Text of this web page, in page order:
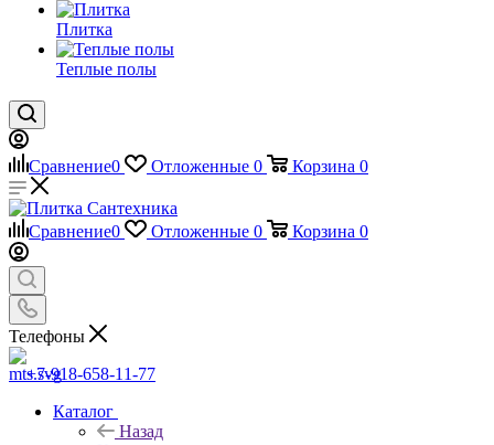
Плитка
Теплые полы
Сравнение0 Отложенные 0 Корзина 0
Сравнение0 Отложенные 0 Корзина 0
Телефоны
+7-918-658-11-77
Каталог
Назад